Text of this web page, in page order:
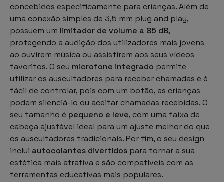
concebidos especificamente para crianças. Além de
uma conexão simples de 3,5 mm plug and play,
possuem um limitador de volume a 85 dB,
protegendo a audição dos utilizadores mais jovens
ao ouvirem música ou assistirem aos seus vídeos
favoritos. O seu microfone integrado permite
utilizar os auscultadores para receber chamadas e é
fácil de controlar, pois com um botão, as crianças
podem silenciá-lo ou aceitar chamadas recebidas. O
seu tamanho é pequeno e leve, com uma faixa de
cabeça ajustável ideal para um ajuste melhor do que
os auscultadores tradicionais. Por fim, o seu design
inclui autocolantes divertidos para tornar a sua
estética mais atrativa e são compatíveis com as
ferramentas educativas mais populares.